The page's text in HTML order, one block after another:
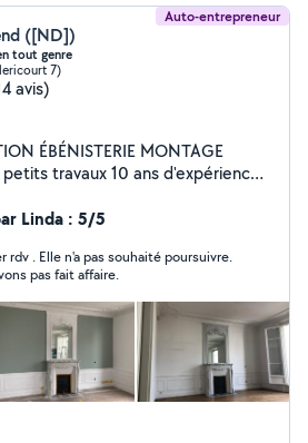
Auto-entrepreneur
([ND])
tout genre
7)
avis)
10 ans d'expérience
Arts Décoratifs de Paris, avec
murs
de meubles
et
rapide. Possibilité de venir voir le
m'adapte au maximum à votre
un travail professionnel.
Linda : 5/5
rdv . Elle n'a pas souhaité poursuivre.
pas fait affaire.